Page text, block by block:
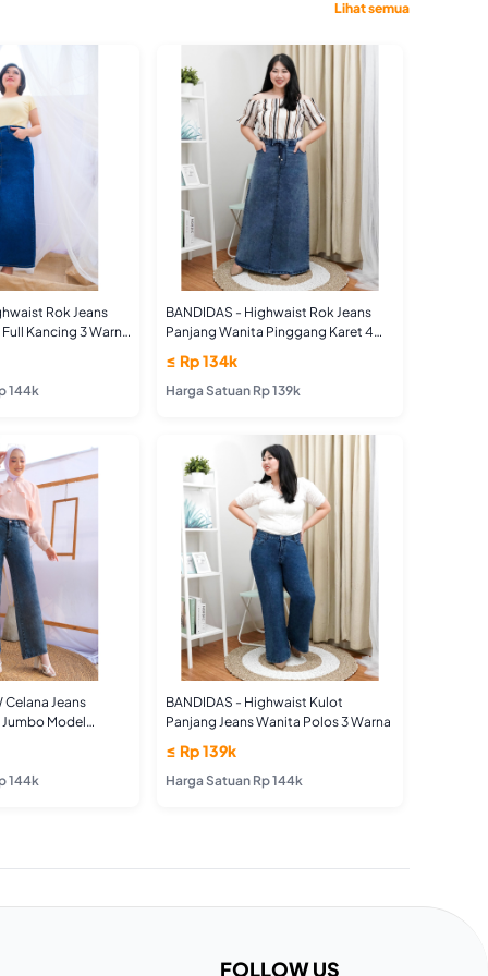
Lihat semua
Rok Jeans
Kancing 3 Warna
144k
BANDIDAS - Highwaist Rok Jeans
Panjang Wanita Pinggang Karet 4
Warna
≤ Rp 134k
Harga Satuan Rp 139k
Celana Jeans
Model
144k
BANDIDAS - Highwaist Kulot
Panjang Jeans Wanita Polos 3 Warna
≤ Rp 139k
Harga Satuan Rp 144k
FOLLOW US